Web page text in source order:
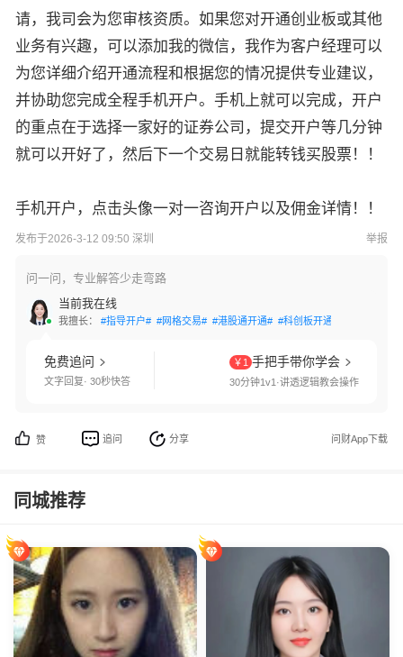
请，我司会为您审核资质。如果您对开通创业板或其他
业务有兴趣，可以添加我的微信，我作为客户经理可以
为您详细介绍开通流程和根据您的情况提供专业建议，
并协助您完成全程手机开户。手机上就可以完成，开户
的重点在于选择一家好的证券公司，提交开户等几分钟
就可以开好了，然后下一个交易日就能转钱买股票！！
手机开户，点击头像一对一咨询开户以及佣金详情！！
发布于2026-3-12 09:50 深圳 举报
问一问，专业解答少走弯路
当前我在线
我擅长： #指导开户# #网格交易# #港股通开通# #科创板开通#
免费追问
文字回复· 30秒快答
￥1 手把手带你学会
30分钟1v1·讲透逻辑教会操作
赞 追问 分享 问财App下载
同城推荐